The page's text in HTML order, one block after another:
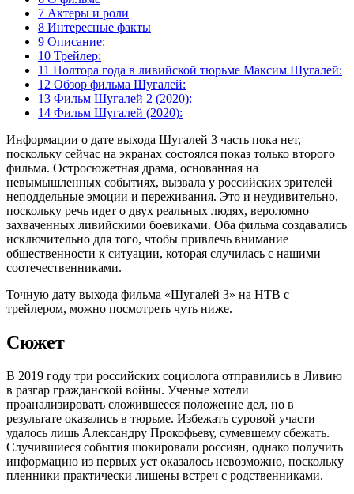
7 Актеры и роли
8 Интересные факты
9 Описание:
10 Трейлер:
11 Полтора года в ливийской тюрьме Максим Шугалей:
12 Обзор фильма Шугалей:
13 Фильм Шугалей 2 (2020):
14 Фильм Шугалей (2020):
Информации о дате выхода Шугалей 3 часть пока нет,
поскольку сейчас на экранах состоялся показ только второго
фильма. Остросюжетная драма, основанная на
невымышленных событиях, вызвала у российских зрителей
неподдельные эмоции и переживания. Это и неудивительно,
поскольку речь идет о двух реальных людях, вероломно
захваченных ливийскими боевиками. Оба фильма создавались
исключительно для того, чтобы привлечь внимание
общественности к ситуации, которая случилась с нашими
соотечественниками.
Точную дату выхода фильма «Шугалей 3» на НТВ с
трейлером, можно посмотреть чуть ниже.
Сюжет
В 2019 году три российских социолога отправились в Ливию
в разгар гражданской войны. Ученые хотели
проанализировать сложившееся положение дел, но в
результате оказались в тюрьме. Избежать суровой участи
удалось лишь Александру Прокофьеву, сумевшему сбежать.
Случившиеся события шокировали россиян, однако получить
информацию из первых уст оказалось невозможно, поскольку
пленники практически лишены встреч с родственниками.